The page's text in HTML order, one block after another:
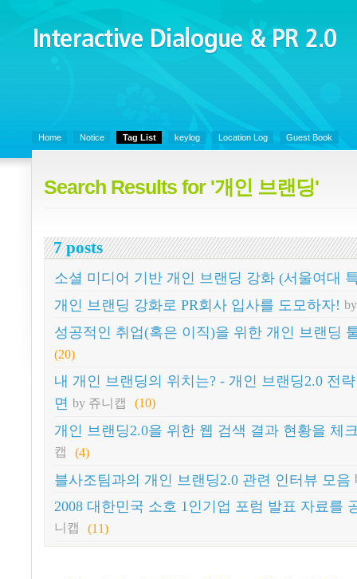
Interactive Dialogue &
PR 2.0
Home Notice Tag List keylog Location Log Guest Book
Search Results for '개인 브랜딩'
7 posts
소셜 미디어 기반 개인 브랜딩 강화 (서울여대
개인 브랜딩 강화로 PR회사 입사를 도모하자!
성공적인 취업(혹은 이직)을 위한 개인 브랜딩
(20)
내 개인 브랜딩의 위치는? - 개인 브랜딩2.0 전
면 by 쥬니캡 (10)
개인 브랜딩2.0을 위한 웹 검색 결과 현황을 체
캡
(4)
블사조팀과의 개인 브랜딩2.0 관련 인터뷰 모음
2008 대한민국 소호 1인기업 포럼 발표 자료를
니캡
(11)